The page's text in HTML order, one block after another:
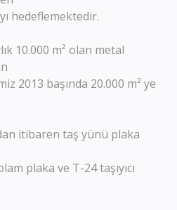
hedeflemektedir.
10.000 m² olan metal
2013 başında 20.000 m² ye
itibaren taş yünü plaka
plaka ve T-24 taşıyıcı